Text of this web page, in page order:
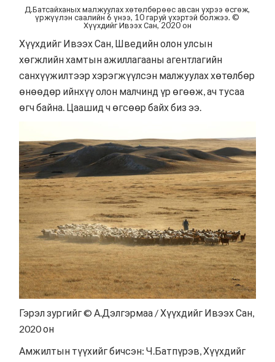
Д.Батсайханых малжуулах хөтөлбөрөөс авсан үхрээ өсгөж,
үржүүлэн саалийн 6 үнээ, 10 гаруй үхэртэй болжээ. ©
Хүүхдийг Ивээх Сан, 2020 он
Хүүхдийг Ивээх Сан, Шведийн олон улсын
хөгжлийн хамтын ажиллагааны агентлагийн
санхүүжилтээр хэрэгжүүлсэн малжуулах хөтөлбөр
өнөөдөр ийнхүү олон малчинд үр өгөөж, ач тусаа
өгч байна. Цаашид ч өгсөөр байх биз ээ.
Гэрэл зургийг © А.Дэлгэрмаа / Хүүхдийг Ивээх Сан,
2020 он
Амжилтын түүхийг бичсэн: Ч.Батпүрэв, Хүүхдийг